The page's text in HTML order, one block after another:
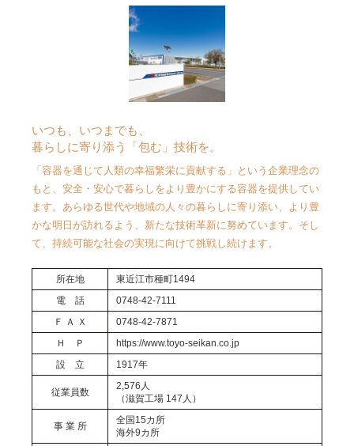
いつも、いつまでも、
暮らしに寄り添う「包む」技術を。
「容器を通じて人類の幸福繁栄に貢献する」という企業理念の
もと、安全・安心で暮らしをより豊かにする容器を提供してい
ます。あらゆる世代や地域の人々の暮らしに寄り添い、より豊
かな明日が訪れるよう、新たな技術革新に努めています。そし
て、持続可能な社会の実現に向けて挑戦し続けます。
所在地
東近江市種町1494
電 話
0748-42-7111
Ｆ Ａ Ｘ
0748-42-7871
Ｈ Ｐ
https://www.toyo-seikan.co.jp
設 立
1917年
従業員数
2,576人
（滋賀工場 147人）
事 業 所
全国15カ所
海外9カ所